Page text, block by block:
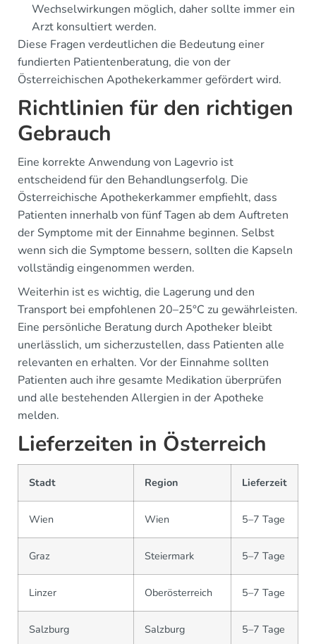
Wechselwirkungen möglich, daher sollte immer ein
Arzt konsultiert werden.
Diese Fragen verdeutlichen die Bedeutung einer
fundierten Patientenberatung, die von der
Österreichischen Apothekerkammer gefördert wird.
Richtlinien für den richtigen
Gebrauch
Eine korrekte Anwendung von Lagevrio ist
entscheidend für den Behandlungserfolg. Die
Österreichische Apothekerkammer empfiehlt, dass
Patienten innerhalb von fünf Tagen ab dem Auftreten
der Symptome mit der Einnahme beginnen. Selbst
wenn sich die Symptome bessern, sollten die Kapseln
vollständig eingenommen werden.
Weiterhin ist es wichtig, die Lagerung und den
Transport bei empfohlenen 20–25°C zu gewährleisten.
Eine persönliche Beratung durch Apotheker bleibt
unerlässlich, um sicherzustellen, dass Patienten alle
relevanten en erhalten. Vor der Einnahme sollten
Patienten auch ihre gesamte Medikation überprüfen
und alle bestehenden Allergien in der Apotheke
melden.
Lieferzeiten in Österreich
Stadt Region Lieferzeit
Wien Wien 5–7 Tage
Graz Steiermark 5–7 Tage
Linzer Oberösterreich 5–7 Tage
Salzburg Salzburg 5–7 Tage